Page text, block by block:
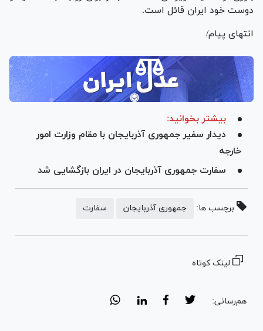
دوست خود ایران قائل است.
انتهای پیام/
بیشتر بخوانید:
دیدار سفیر جمهوری آذربایجان با مقام وزارت امور
خارجه
سفارت جمهوری آذربایجان در ایران بازگشایی شد
برچسب ها: جمهوری آذربایجان سفارت
لینک کوتاه
هم‌رسانی: